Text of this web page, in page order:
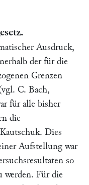
Ausdruck,
der für die
Grenzen
C. Bach,
für alle bisher
die
Dies
Aufstellung war
so
werden. Für die